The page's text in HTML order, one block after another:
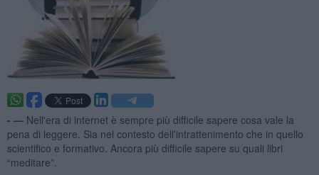
- — Nell'era di internet è sempre più difficile sapere cosa vale la
pena di leggere. Sia nel contesto dell'intrattenimento che in quello
scientifico e formativo. Ancora più difficile sapere su quali libri
“meditare”.